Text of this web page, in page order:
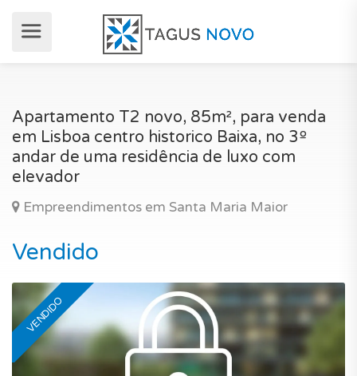
Apartamento T2 novo, 85m², para venda
em Lisboa centro historico Baixa, no 3º
andar de uma residência de luxo com
elevador
Empreendimentos em Santa Maria Maior
Vendido
VENDIDO